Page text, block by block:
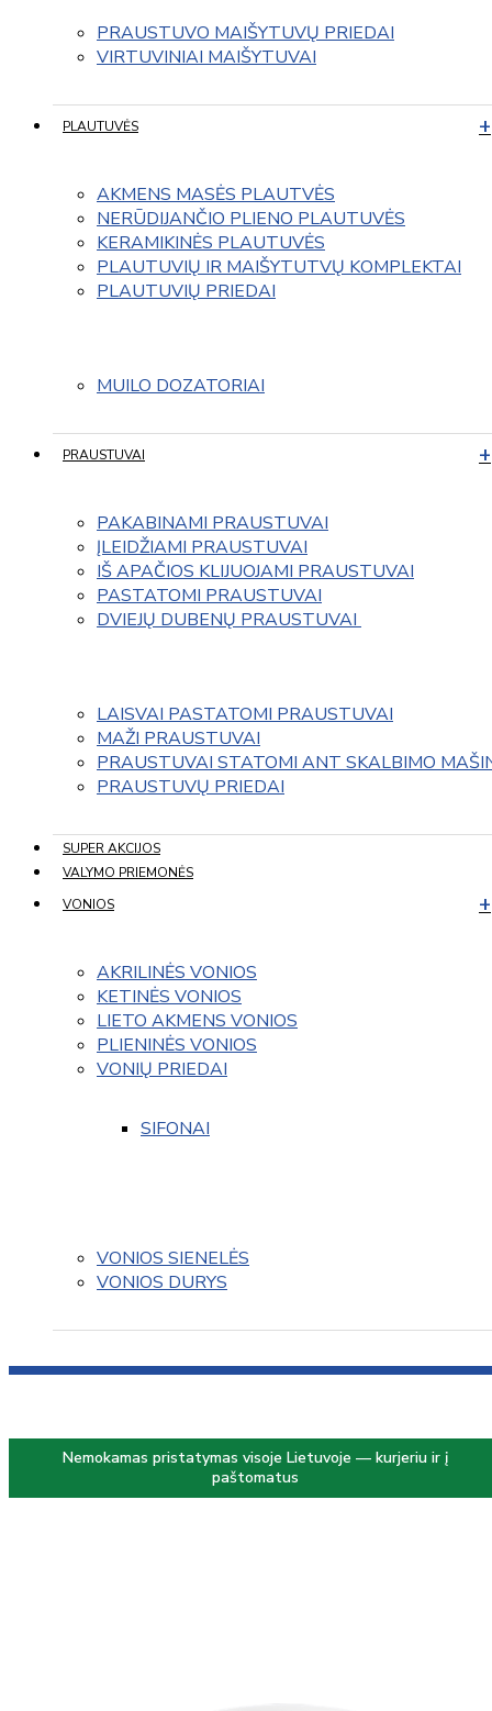
PRAUSTUVO MAIŠYTUVŲ PRIEDAI
VIRTUVINIAI MAIŠYTUVAI
PLAUTUVĖS
AKMENS MASĖS PLAUTVĖS
NERŪDIJANČIO PLIENO PLAUTUVĖS
KERAMIKINĖS PLAUTUVĖS
PLAUTUVIŲ IR MAIŠYTUTVŲ KOMPLEKTAI
PLAUTUVIŲ PRIEDAI
MUILO DOZATORIAI
PRAUSTUVAI
PAKABINAMI PRAUSTUVAI
ĮLEIDŽIAMI PRAUSTUVAI
IŠ APAČIOS KLIJUOJAMI PRAUSTUVAI
PASTATOMI PRAUSTUVAI
DVIEJŲ DUBENŲ PRAUSTUVAI
LAISVAI PASTATOMI PRAUSTUVAI
MAŽI PRAUSTUVAI
PRAUSTUVAI STATOMI ANT SKALBIMO
PRAUSTUVŲ PRIEDAI
SUPER AKCIJOS
VALYMO PRIEMONĖS
VONIOS
AKRILINĖS VONIOS
KETINĖS VONIOS
LIETO AKMENS VONIOS
PLIENINĖS VONIOS
VONIŲ PRIEDAI
SIFONAI
VONIOS SIENELĖS
VONIOS DURYS
Nemokamas pristatymas visoje Lietuvoje — kurjeriu ir į
paštomatus